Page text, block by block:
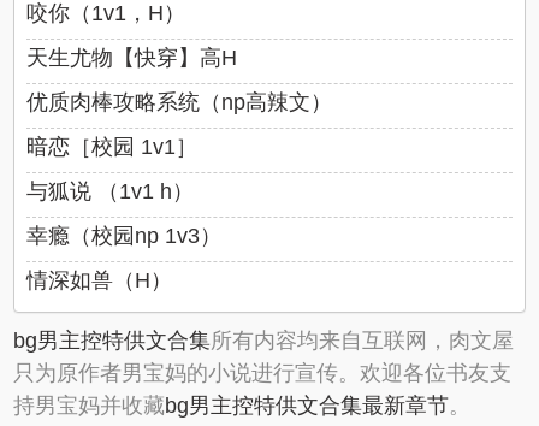
咬你（1v1，H）
天生尤物【快穿】高H
优质肉棒攻略系统（np高辣文）
暗恋［校园 1v1］
与狐说 （1v1 h）
幸瘾（校园np 1v3）
情深如兽（H）
bg男主控特供文合集所有内容均来自互联网，肉文屋
只为原作者男宝妈的小说进行宣传。欢迎各位书友支
持男宝妈并收藏bg男主控特供文合集最新章节。